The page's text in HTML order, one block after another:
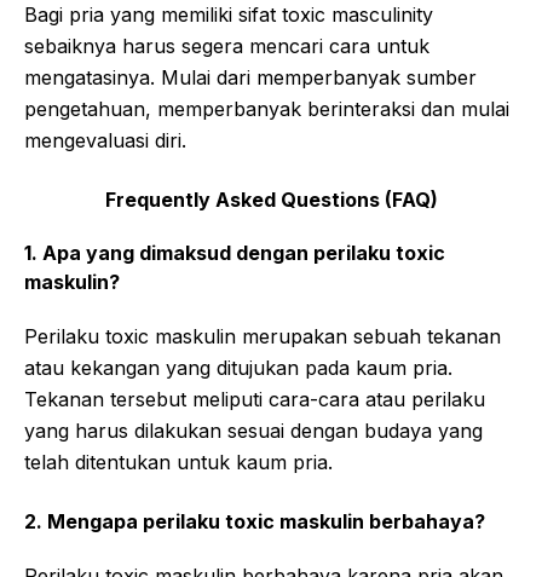
Bagi pria yang memiliki sifat toxic masculinity
sebaiknya harus segera mencari cara untuk
mengatasinya. Mulai dari memperbanyak sumber
pengetahuan, memperbanyak berinteraksi dan mulai
mengevaluasi diri.
Frequently Asked Questions (FAQ)
1. Apa yang dimaksud dengan perilaku toxic
maskulin?
Perilaku toxic maskulin merupakan sebuah tekanan
atau kekangan yang ditujukan pada kaum pria.
Tekanan tersebut meliputi cara-cara atau perilaku
yang harus dilakukan sesuai dengan budaya yang
telah ditentukan untuk kaum pria.
2. Mengapa perilaku toxic maskulin berbahaya?